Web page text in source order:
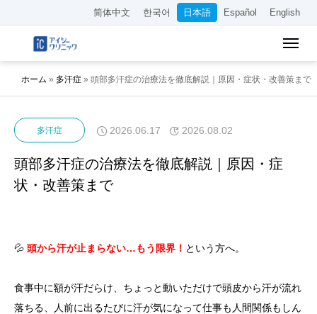
简体中文 한국어 日本語 Español English
ホーム » 多汗症 » 頭部多汗症の治療法を徹底解説｜原因・症状・改善策まで
多汗症 2026.06.17 2026.08.02
頭部多汗症の治療法を徹底解説｜原因・症
状・改善策まで
💦 頭から汗が止まらない…もう限界！ という方へ。
食事中に額が汗だらけ、ちょっと動いただけで頭皮から汗が流れ
落ちる、人前に出るたびに汗が気になって仕事も人間関係もしん